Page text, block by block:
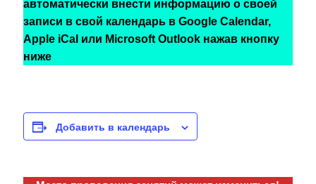
автоматически внести информацию о своей
записи в свой календарь в Google Calendar,
Apple iCal или Microsoft Outlook нажав кнопку
ниже
Добавить в календарь